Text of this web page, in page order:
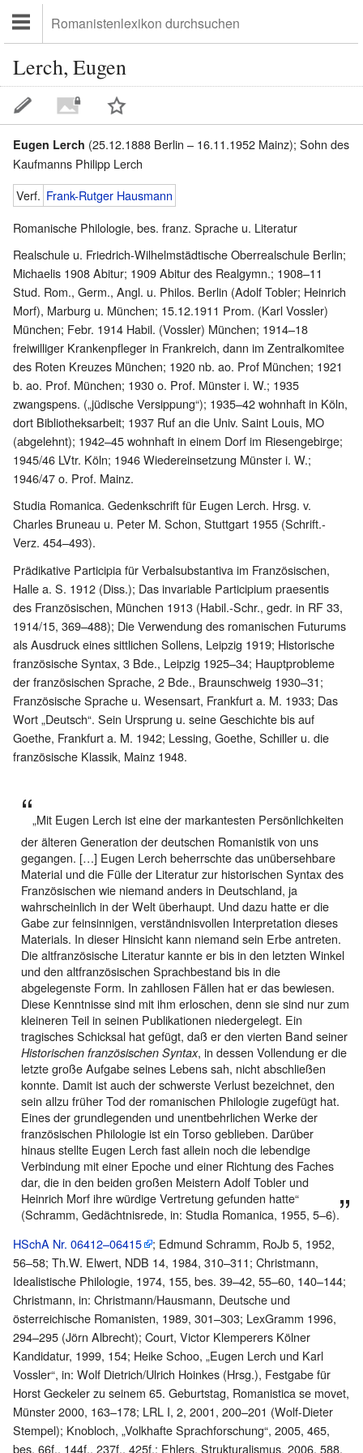
Lerch, Eugen
Eugen Lerch (25.12.1888 Berlin – 16.11.1952 Mainz); Sohn des
Kaufmanns Philipp Lerch
Verf. Frank-Rutger Hausmann
Romanische Philologie, bes. franz. Sprache u. Literatur
Realschule u. Friedrich-Wilhelmstädtische Oberrealschule Berlin;
Michaelis 1908 Abitur; 1909 Abitur des Realgymn.; 1908–11
Stud. Rom., Germ., Angl. u. Philos. Berlin (Adolf Tobler; Heinrich
Morf), Marburg u. München; 15.12.1911 Prom. (Karl Vossler)
München; Febr. 1914 Habil. (Vossler) München; 1914–18
freiwilliger Krankenpfleger in Frankreich, dann im Zentralkomitee
des Roten Kreuzes München; 1920 nb. ao. Prof München; 1921
b. ao. Prof. München; 1930 o. Prof. Münster i. W.; 1935
zwangspens. („jüdische Versippung“); 1935–42 wohnhaft in Köln,
dort Bibliotheksarbeit; 1937 Ruf an die Univ. Saint Louis, MO
(abgelehnt); 1942–45 wohnhaft in einem Dorf im Riesengebirge;
1945/46 LVtr. Köln; 1946 Wiedereinsetzung Münster i. W.;
1946/47 o. Prof. Mainz.
Studia Romanica. Gedenkschrift für Eugen Lerch. Hrsg. v.
Charles Bruneau u. Peter M. Schon, Stuttgart 1955 (Schrift.-
Verz. 454–493).
Prädikative Participia für Verbalsubstantiva im Französischen,
Halle a. S. 1912 (Diss.); Das invariable Participium praesentis
des Französischen, München 1913 (Habil.-Schr., gedr. in RF 33,
1914/15, 369–488); Die Verwendung des romanischen Futurums
als Ausdruck eines sittlichen Sollens, Leipzig 1919; Historische
französische Syntax, 3 Bde., Leipzig 1925–34; Hauptprobleme
der französischen Sprache, 2 Bde., Braunschweig 1930–31;
Französische Sprache u. Wesensart, Frankfurt a. M. 1933; Das
Wort „Deutsch“. Sein Ursprung u. seine Geschichte bis auf
Goethe, Frankfurt a. M. 1942; Lessing, Goethe, Schiller u. die
französische Klassik, Mainz 1948.
„Mit Eugen Lerch ist eine der markantesten Persönlichkeiten
der älteren Generation der deutschen Romanistik von uns
gegangen. […] Eugen Lerch beherrschte das unübersehbare
Material und die Fülle der Literatur zur historischen Syntax des
Französischen wie niemand anders in Deutschland, ja
wahrscheinlich in der Welt überhaupt. Und dazu hatte er die
Gabe zur feinsinnigen, verständnisvollen Interpretation dieses
Materials. In dieser Hinsicht kann niemand sein Erbe antreten.
Die altfranzösische Literatur kannte er bis in den letzten Winkel
und den altfranzösischen Sprachbestand bis in die
abgelegenste Form. In zahllosen Fällen hat er das bewiesen.
Diese Kenntnisse sind mit ihm erloschen, denn sie sind nur zum
kleineren Teil in seinen Publikationen niedergelegt. Ein
tragisches Schicksal hat gefügt, daß er den vierten Band seiner
Historischen französischen Syntax, in dessen Vollendung er die
letzte große Aufgabe seines Lebens sah, nicht abschließen
konnte. Damit ist auch der schwerste Verlust bezeichnet, den
sein allzu früher Tod der romanischen Philologie zugefügt hat.
Eines der grundlegenden und unentbehrlichen Werke der
französischen Philologie ist ein Torso geblieben. Darüber
hinaus stellte Eugen Lerch fast allein noch die lebendige
Verbindung mit einer Epoche und einer Richtung des Faches
dar, die in den beiden großen Meistern Adolf Tobler und
Heinrich Morf ihre würdige Vertretung gefunden hatte“
(Schramm, Gedächtnisrede, in: Studia Romanica, 1955, 5–6).
HSchA Nr. 06412–06415
; Edmund Schramm, RoJb 5, 1952,
56–58; Th.W. Elwert, NDB 14, 1984, 310–311; Christmann,
Idealistische Philologie, 1974, 155, bes. 39–42, 55–60, 140–144;
Christmann, in: Christmann/Hausmann, Deutsche und
österreichische Romanisten, 1989, 301–303; LexGramm 1996,
294–295 (Jörn Albrecht); Court, Victor Klemperers Kölner
Kandidatur, 1999, 154; Heike Schoo, „Eugen Lerch und Karl
Vossler“, in: Wolf Dietrich/Ulrich Hoinkes (Hrsg.), Festgabe für
Horst Geckeler zu seinem 65. Geburtstag, Romanistica se movet,
Münster 2000, 163–178; LRL I, 2, 2001, 200–201 (Wolf-Dieter
Stempel); Knobloch, „Volkhafte Sprachforschung“, 2005, 465,
bes. 66f., 144f., 237f., 425f.; Ehlers, Strukturalismus, 2006, 588,